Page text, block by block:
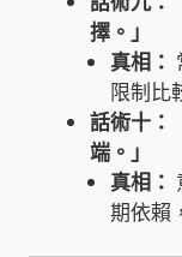
監視器安裝維修
監視器DIY
監視器租賃
擇。」
真相：
限制比
話術十：
端。」
真相：
期依賴